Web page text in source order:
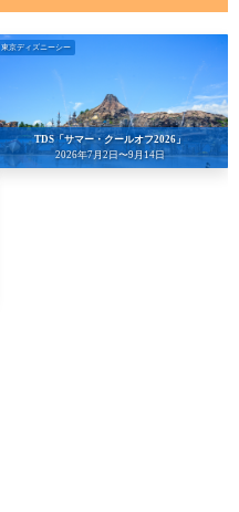
東京ディズニーシー
TDS「サマー・クールオフ2026」
2026年7月2日〜9月14日